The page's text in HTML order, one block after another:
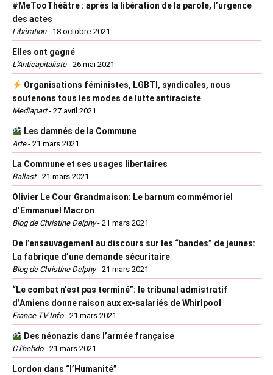
#MeTooThéâtre : après la libération de la parole, l’urgence
des actes
Libération- 18 octobre 2021
Elles ont gagné
L'Anticapitaliste- 26 mai 2021
Organisations féministes, LGBTI, syndicales, nous
soutenons tous les modes de lutte antiraciste
Mediapart- 27 avril 2021
Les damnés de la Commune
Arte- 21 mars 2021
La Commune et ses usages libertaires
Ballast- 21 mars 2021
Olivier Le Cour Grandmaison: Le barnum commémoriel
d’Emmanuel Macron
Blog de Christine Delphy- 21 mars 2021
De l’ensauvagement au discours sur les “bandes” de jeunes:
La fabrique d’une demande sécuritaire
Blog de Christine Delphy- 21 mars 2021
“Le combat n’est pas terminé”: le tribunal admistratif
d’Amiens donne raison aux ex-salariés de Whirlpool
France TV Info- 21 mars 2021
Des néonazis dans l’armée française
C l'hebdo- 21 mars 2021
Lordon dans “l’Humanité”